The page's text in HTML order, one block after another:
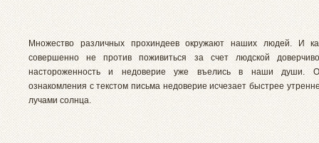
Множество различных прохиндеев окружают наших людей. И
совершенно не против поживиться за счет людской
настороженность и недоверие уже въелись в наши души.
ознакомления с текстом письма недоверие исчезает быстрее
лучами солнца.